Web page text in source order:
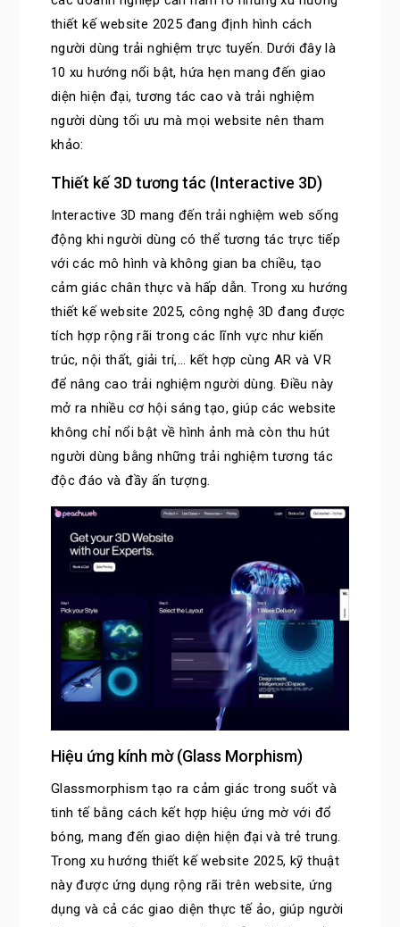
thiết kế website 2025 đang định hình cách
người dùng trải nghiệm trực tuyến. Dưới đây là
10 xu hướng nổi bật, hứa hẹn mang đến giao
diện hiện đại, tương tác cao và trải nghiệm
người dùng tối ưu mà mọi website nên tham
khảo:
Thiết kế 3D tương tác (Interactive 3D)
Interactive 3D mang đến trải nghiệm web sống
động khi người dùng có thể tương tác trực tiếp
với các mô hình và không gian ba chiều, tạo
cảm giác chân thực và hấp dẫn. Trong xu hướng
thiết kế website 2025, công nghệ 3D đang được
tích hợp rộng rãi trong các lĩnh vực như kiến
trúc, nội thất, giải trí,… kết hợp cùng AR và VR
để nâng cao trải nghiệm người dùng. Điều này
mở ra nhiều cơ hội sáng tạo, giúp các website
không chỉ nổi bật về hình ảnh mà còn thu hút
người dùng bằng những trải nghiệm tương tác
độc đáo và đầy ấn tượng.
Hiệu ứng kính mờ (Glass Morphism)
Glassmorphism tạo ra cảm giác trong suốt và
tinh tế bằng cách kết hợp hiệu ứng mờ với đổ
bóng, mang đến giao diện hiện đại và trẻ trung.
Trong xu hướng thiết kế website 2025, kỹ thuật
này được ứng dụng rộng rãi trên website, ứng
dụng và cả các giao diện thực tế ảo, giúp người